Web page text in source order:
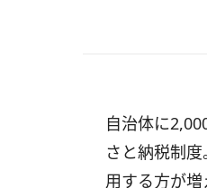
自治体に
さと納税制
用する方が